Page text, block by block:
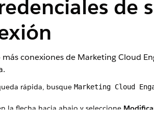
de
conexiones de Marketing Cloud
rápida, busque Marketing Cloud
la flecha hacia abajo y seleccione